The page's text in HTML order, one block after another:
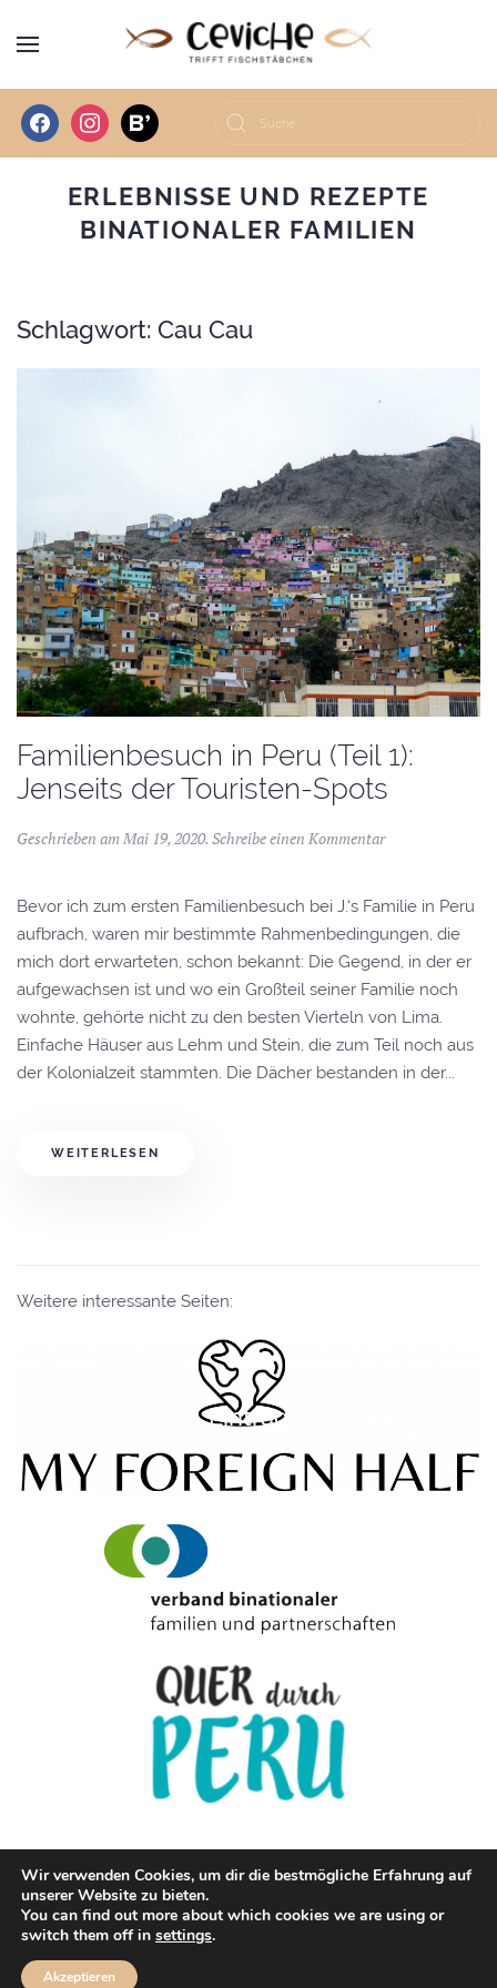
facebookinstagrambloglovin
ERLEBNISSE UND REZEPTE
BINATIONALER FAMILIEN
Schlagwort: Cau Cau
Familienbesuch in Peru (Teil 1):
Jenseits der Touristen-Spots
Geschrieben am Mai 19, 2020. Schreibe einen Kommentar
Bevor ich zum ersten Familienbesuch bei J.‘s Familie in Peru
aufbrach, waren mir bestimmte Rahmenbedingungen, die
mich dort erwarteten, schon bekannt: Die Gegend, in der er
aufgewachsen ist und wo ein Großteil seiner Familie noch
wohnte, gehörte nicht zu den besten Vierteln von Lima.
Einfache Häuser aus Lehm und Stein, die zum Teil noch aus
der Kolonialzeit stammten. Die Dächer bestanden in der...
WEITERLESEN
Weitere interessante Seiten:
Eintrag
© Copyright Cevichetrifftfischstaebchen.de 2020
Wir verwenden Cookies, um dir die bestmögliche Erfahrung auf
unserer Website zu bieten.
You can find out more about which cookies we are using or
switch them off in settings.
Akzeptieren